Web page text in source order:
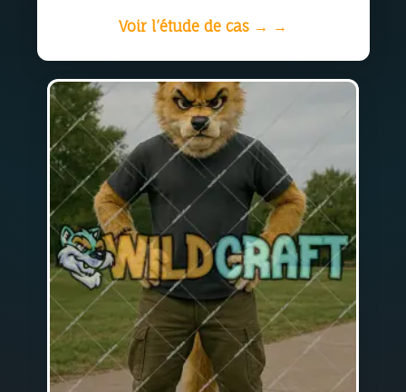
Voir l’étude de cas → →